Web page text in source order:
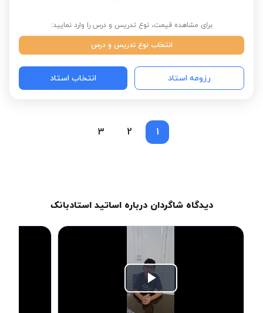
برای مشاهده قیمت، نوع تدریس و درس را وارد نمایید:
انتخاب نوع تدریس و درس
رزومه استاد انتخاب استاد
1
2
3
دیدگاه شاگردان درباره اساتید استادبانک
Play